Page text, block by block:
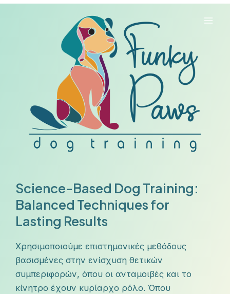
Skip
Science-Based Dog Training:
Balanced Techniques for
Lasting Results
Χρησιμοποιούμε επιστημονικές μεθόδους
βασισμένες στην ενίσχυση θετικών
συμπεριφορών, όπου οι ανταμοιβές και το
κίνητρο έχουν κυρίαρχο ρόλο. Όπου